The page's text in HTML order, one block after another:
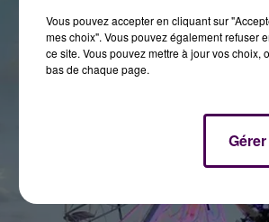
Vous pouvez accepter en cliquant sur
mes choix". Vous pouvez également refuser
ce site. Vous pouvez mettre à jour vos
bas de chaque page.